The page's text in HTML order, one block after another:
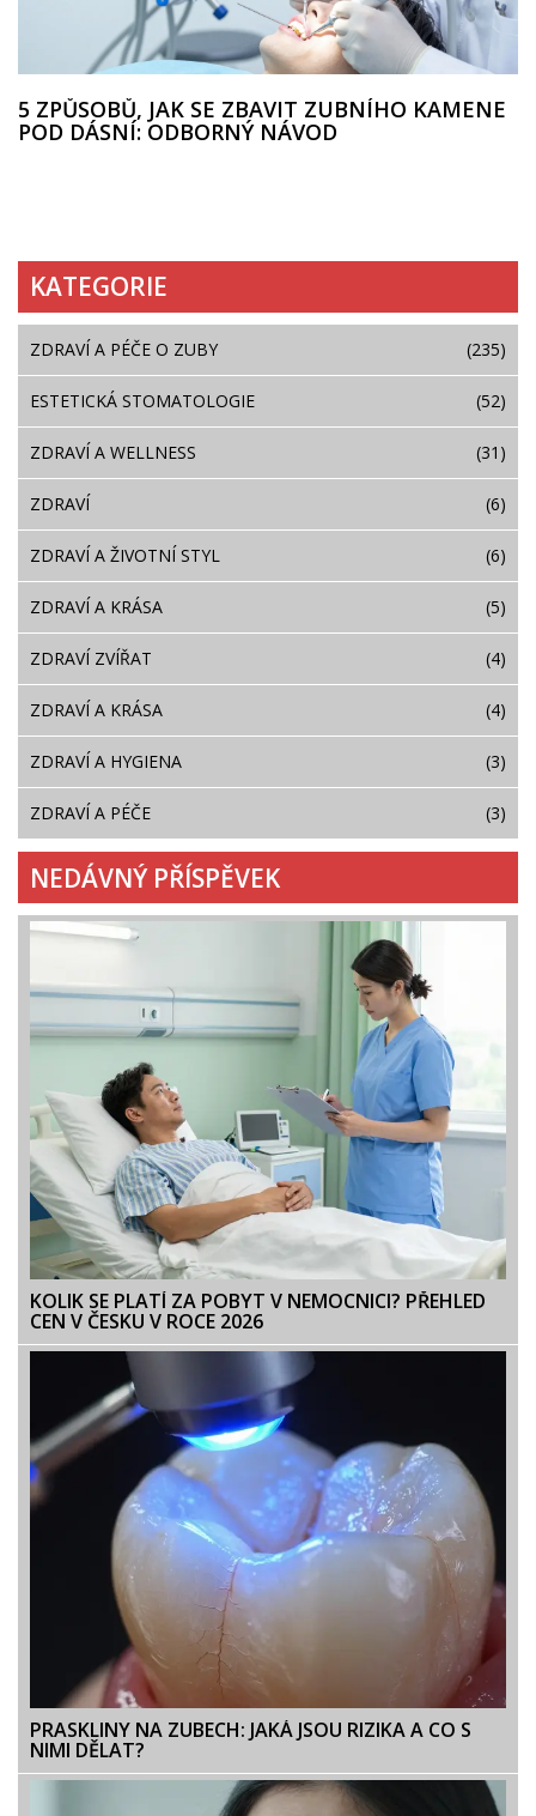
5 ZPŮSOBŮ, JAK SE ZBAVIT ZUBNÍHO KAMENE
POD DÁSNÍ: ODBORNÝ NÁVOD
KATEGORIE
ZDRAVÍ A PÉČE O ZUBY (235)
ESTETICKÁ STOMATOLOGIE (52)
ZDRAVÍ A WELLNESS (31)
ZDRAVÍ (6)
ZDRAVÍ A ŽIVOTNÍ STYL (6)
ZDRAVÍ A KRÁSA (5)
ZDRAVÍ ZVÍŘAT (4)
ZDRAVÍ A KRÁSA (4)
ZDRAVÍ A HYGIENA (3)
ZDRAVÍ A PÉČE (3)
NEDÁVNÝ PŘÍSPĚVEK
KOLIK SE PLATÍ ZA POBYT V NEMOCNICI? PŘEHLED
CEN V ČESKU V ROCE 2026
PRASKLINY NA ZUBECH: JAKÁ JSOU RIZIKA A CO S
NIMI DĚLAT?